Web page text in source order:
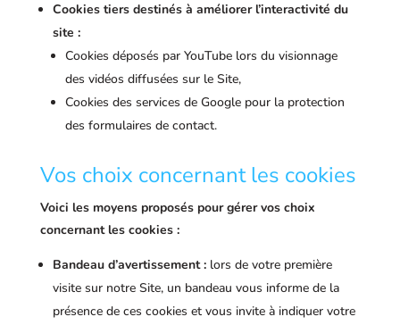
Cookies tiers destinés à améliorer l’interactivité du
site :
Cookies déposés par YouTube lors du visionnage
des vidéos diffusées sur le Site,
Cookies des services de Google pour la protection
des formulaires de contact.
Vos choix concernant les cookies
Voici les moyens proposés pour gérer vos choix
concernant les cookies :
Bandeau d’avertissement :lors de votre première
visite sur notre Site, un bandeau vous informe de la
présence de ces cookies et vous invite à indiquer votre